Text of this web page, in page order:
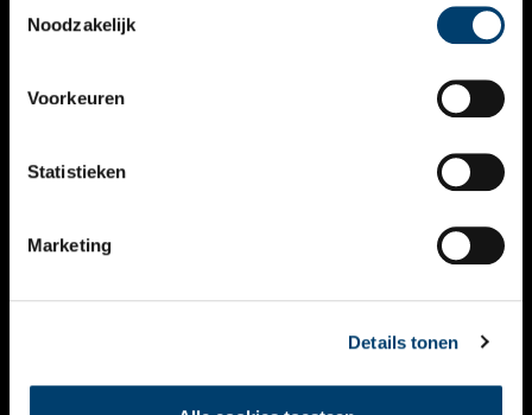
Noodzakelijk
Voorkeuren
Statistieken
Marketing
Details tonen
VERHALEN
KALENDER
THEMA’S
VIDEO’S
CONTACT